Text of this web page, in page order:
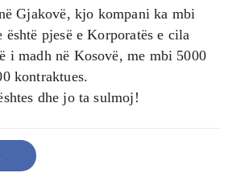
Gjakovë, kjo kompani ka mbi
është pjesë e Korporatës e cila
i madh në Kosovë, me mbi 5000
kontraktues.
dhe jo ta sulmoj!